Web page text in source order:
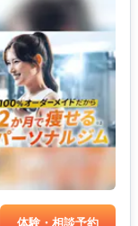
体験・相談予約